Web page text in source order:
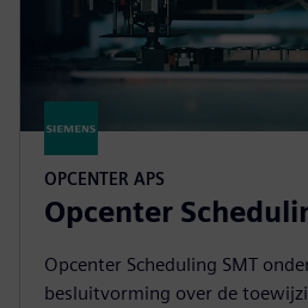
OPCENTER APS
Opcenter
Opcenter Scheduling SMT
besluitvorming over de